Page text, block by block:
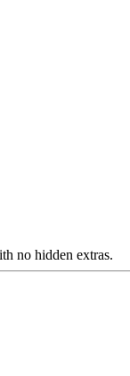
no hidden extras.